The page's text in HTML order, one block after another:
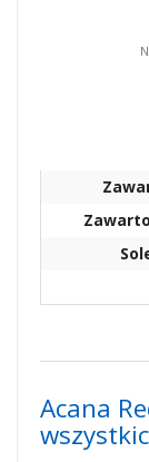
Acana